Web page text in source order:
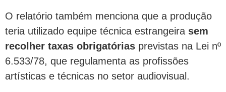
O relatório também menciona que a produção
teria utilizado equipe técnica estrangeira sem
recolher taxas obrigatórias previstas na Lei nº
6.533/78, que regulamenta as profissões
artísticas e técnicas no setor audiovisual.